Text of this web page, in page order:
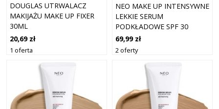
DOUGLAS UTRWALACZ
MAKIJAŻU MAKE UP FIXER
30ML
20,69 zł
1 oferta
NEO MAKE UP INTENSYWNE
LEKKIE SERUM
PODKŁADOWE SPF 30
KOLOR 05 ZŁOTY 30 ML
69,99 zł
2 oferty